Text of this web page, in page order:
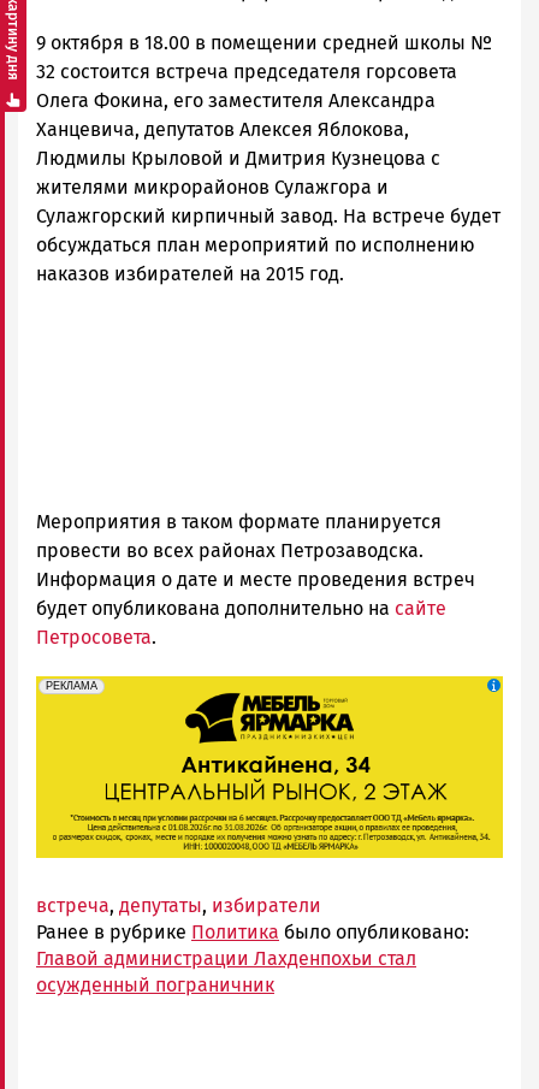
и
Карелии
|
Петрозаводск
ГОВОРИТ
9 октября в 18.00 в помещении средней школы №
32 состоится встреча председателя горсовета
Олега Фокина, его заместителя Александра
Ханцевича, депутатов Алексея Яблокова,
Людмилы Крыловой и Дмитрия Кузнецова с
жителями микрорайонов Сулажгора и
Сулажгорский кирпичный завод. На встрече будет
обсуждаться план мероприятий по исполнению
наказов избирателей на 2015 год.
Мероприятия в таком формате планируется
провести во всех районах Петрозаводска.
Информация о дате и месте проведения встреч
будет опубликована дополнительно на сайте
Петросовета.
erid: 2SDnjeFymr3
РЕКЛАМА
Реклама
встреча, депутаты, избиратели
Ранее в рубрике Политика было опубликовано:
Главой администрации Лахденпохьи стал
осужденный пограничник